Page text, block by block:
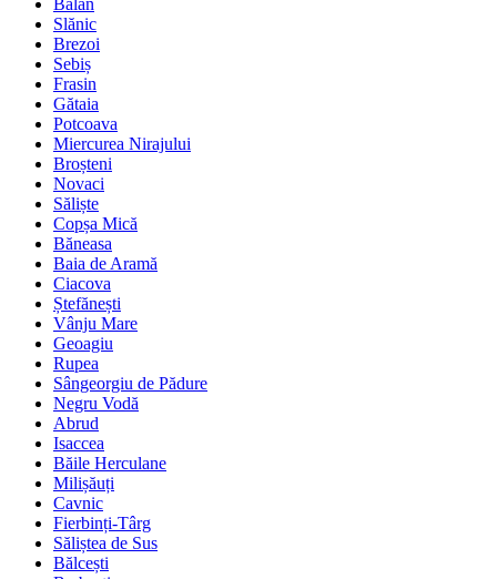
Bălan
Slănic
Brezoi
Sebiș
Frasin
Gătaia
Potcoava
Miercurea Nirajului
Broșteni
Novaci
Săliște
Copșa Mică
Băneasa
Baia de Aramă
Ciacova
Ștefănești
Vânju Mare
Geoagiu
Rupea
Sângeorgiu de Pădure
Negru Vodă
Abrud
Isaccea
Băile Herculane
Milișăuți
Cavnic
Fierbinți-Târg
Săliștea de Sus
Bălcești